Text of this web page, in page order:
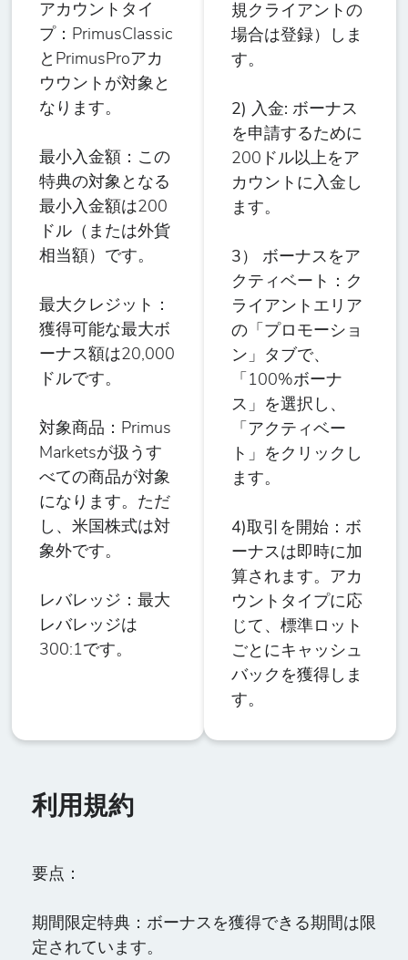
アカウントタイ
プ： PrimusClassic
とPrimusProアカ
ウウントが対象と
なります。
最小入金額： この
特典の対象となる
最小入金額は200
ドル（または外貨
相当額）です。
最大クレジット：
獲得可能な最大ボ
ーナス額は20,000
ドルです。
対象商品 ：Primus
Marketsが扱うす
べての商品が対象
になります。ただ
し、米国株式は対
象外です。
レバレッジ：最大
レバレッジは
300:1です。
規クライアントの
場合は登録）しま
す。
2) 入金: ボーナス
を申請するために
200ドル以上をア
カウントに入金し
ます。
3） ボーナスをア
クティベート： ク
ライアントエリア
の「プロモーショ
ン」タブで、
「100%ボーナ
ス」を選択し、
「アクティベー
ト」をクリックし
ます。
4)取引を開始： ボ
ーナスは即時に加
算されます。アカ
ウントタイプに応
じて、標準ロット
ごとにキャッシュ
バックを獲得しま
す。
利用規約
要点：
期間限定特典： ボーナスを獲得できる期間は限
定されています。